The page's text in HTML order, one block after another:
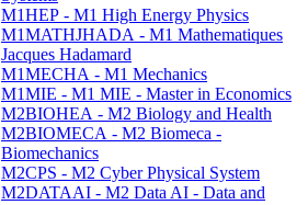
M1HEP - M1 High Energy Physics
M1MATHJHADA - M1 Mathematiques
Jacques Hadamard
M1MECHA - M1 Mechanics
M1MIE - M1 MIE - Master in Economics
M2BIOHEA - M2 Biology and Health
M2BIOMECA - M2 Biomeca -
Biomechanics
M2CPS - M2 Cyber Physical System
M2DATAAI - M2 Data AI - Data and